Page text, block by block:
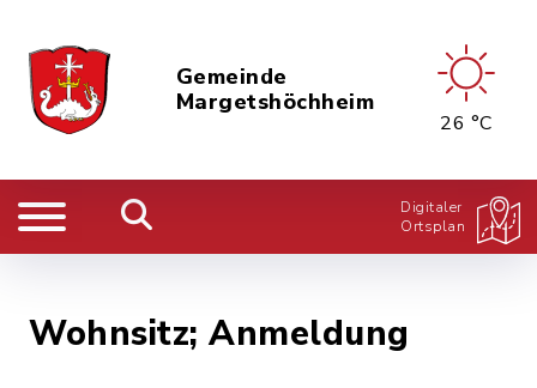
Gemeinde
Margetshöchheim
26 °C
Digitaler
Ortsplan
Wohnsitz; Anmeldung